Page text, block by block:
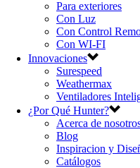
Para exteriores
Con Luz
Con Control
Con WI-FI
Innovaciones
Surespeed
Weathermax
Ventiladores
¿Por Qué Hunter?
Acerca de
Blog
Inspiracion y
Catálogos